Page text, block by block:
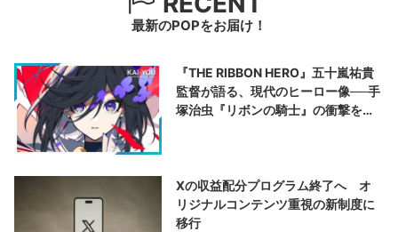
最新のPOPをお届け！
『THE RIBBON HERO』五十嵐祐貴
監督が語る、現代のヒーロー像──手
塚治虫『リボンの騎士』の衝撃を再
Xの収益配分プログラム終了へ オ
リジナルコンテンツ重視の新制度に
移行